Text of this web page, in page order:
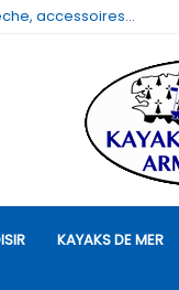
accessoires...
KAYAKS DE MER